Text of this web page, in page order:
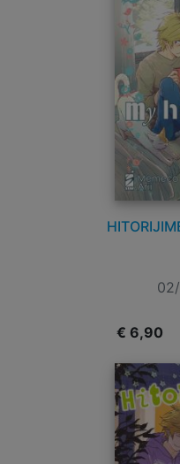
€ 6,90